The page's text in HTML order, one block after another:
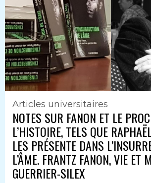
Articles universitaires
NOTES SUR FANON ET LE
L’HISTOIRE, TELS QUE
LES PRÉSENTE DANS
L’ÂME. FRANTZ FANON, VIE ET
GUERRIER-SILEX